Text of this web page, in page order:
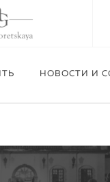
НОВОСТИ И
шоу-рум